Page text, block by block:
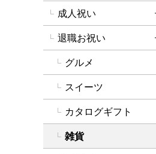
成人祝い
退職お祝い
グルメ
スイーツ
カタログギフト
雑貨